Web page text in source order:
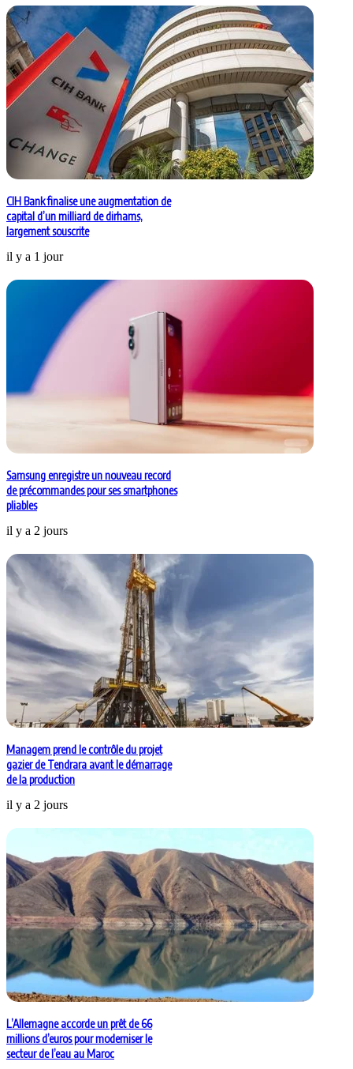
CIH Bank finalise une augmentation de
capital d’un milliard de dirhams,
largement souscrite
il y a 1 jour
Samsung enregistre un nouveau record
de précommandes pour ses smartphones
pliables
il y a 2 jours
Managem prend le contrôle du projet
gazier de Tendrara avant le démarrage
de la production
il y a 2 jours
L’Allemagne accorde un prêt de 66
millions d’euros pour moderniser le
secteur de l’eau au Maroc